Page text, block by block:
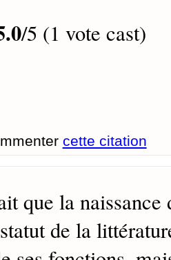
/5 (1 vote cast)
cette citation
que la naissance
de la